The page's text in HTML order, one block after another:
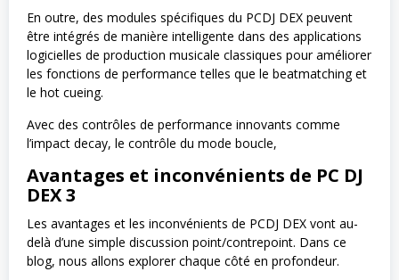
En outre, des modules spécifiques du PCDJ DEX peuvent
être intégrés de manière intelligente dans des applications
logicielles de production musicale classiques pour améliorer
les fonctions de performance telles que le beatmatching et
le hot cueing.
Avec des contrôles de performance innovants comme
l’impact decay, le contrôle du mode boucle,
Avantages et inconvénients de PC DJ
DEX 3
Les avantages et les inconvénients de PCDJ DEX vont au-
delà d’une simple discussion point/contrepoint. Dans ce
blog, nous allons explorer chaque côté en profondeur.